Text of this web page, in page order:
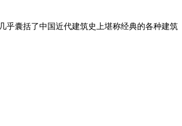
乎囊括了中国近代建筑史上堪称经典的各种建筑